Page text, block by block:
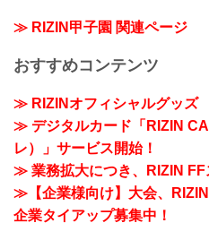
≫ RIZIN甲子園 関連ページ
おすすめコンテンツ
≫ RIZINオフィシャルグッズ
≫ デジタルカード「RIZIN
レ）」サービス開始！
≫ 業務拡大につき、RIZIN FF
≫【企業様向け】大会、
企業タイアップ募集中！